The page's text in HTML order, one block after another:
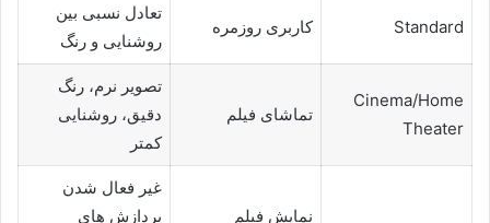
Standard کاربری روزمره
تعادل نسبی بین
روشنایی و رنگ
Cinema/Home
Theater
تماشای فیلم
تصویر نرم، رنگ
دقیق، روشنایی
کمتر
نمایش فیلم
غیر فعال شدن
پردازش های